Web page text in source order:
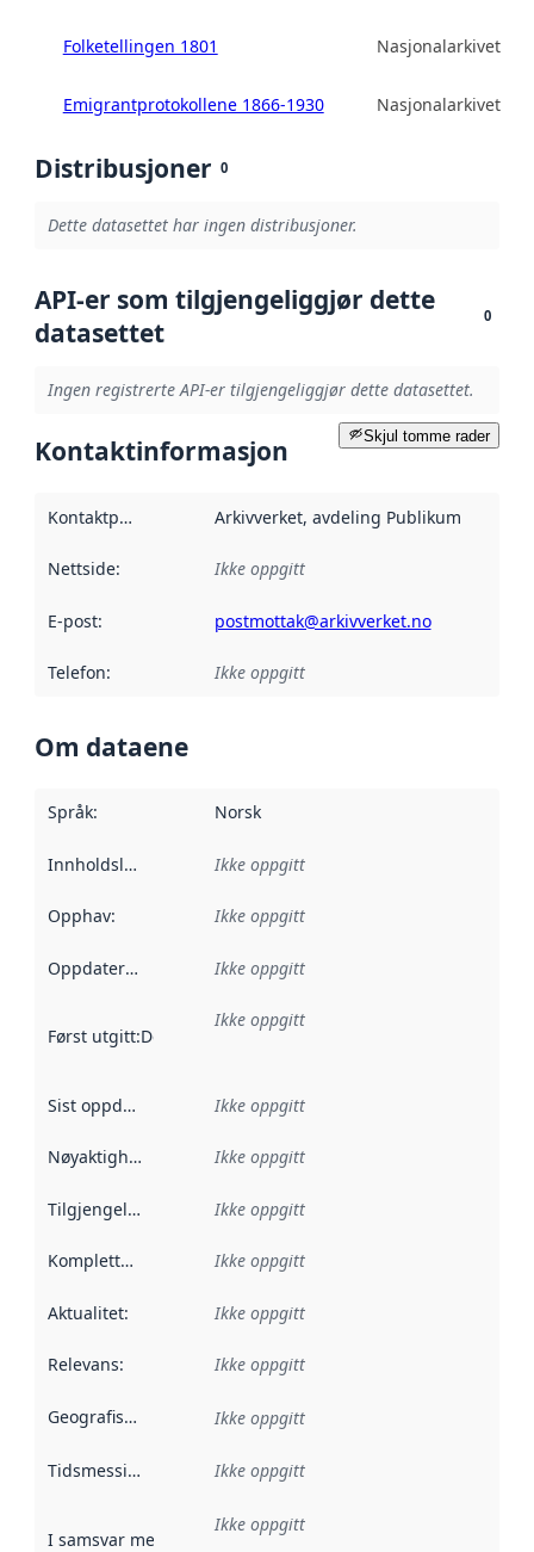
Folketellingen 1801 Nasjonalarkivet
Emigrantprotokollene 1866-1930 Nasjonalarkivet
Distribusjoner 0
Dette datasettet har ingen distribusjoner.
API-er som tilgjengeliggjør dette
datasettet
0
Ingen registrerte API-er tilgjengeliggjør dette datasettet.
Skjul tomme rader
Kontaktinformasjon
Kontaktpunkt Arkivverket, avdeling Publikum
Nettside: Ikke oppgitt
E-post: postmottak@arkivverket.no
Telefon: Ikke oppgitt
Om dataene
Språk: Norsk
Innholdsleverandører :
Ikke oppgitt
Opphav: Ikke oppgitt
Oppdateringsfrekvens :
Ikke oppgitt
Først utgitt:Denne datoen sier når dataene i dette
Ikke oppgitt
Sist oppdatert Ikke oppgitt
Nøyaktighet Ikke oppgitt
Tilgjengelighet Ikke oppgitt
Kompletthet Ikke oppgitt
Aktualitet: Ikke oppgitt
Relevans: Ikke oppgitt
Geografisk avgrensning :
Ikke oppgitt
Tidsmessig avgrensning :
Ikke oppgitt
I samsvar med Referanse til en implementasjonsregel
Ikke oppgitt